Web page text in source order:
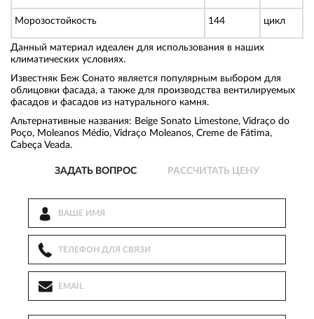
Морозостойкость 144 цикл
Данный материал идеален для использования в наших
климатических условиях.
Известняк Беж Сонато является популярным выбором для
облицовки фасада, а также для производства вентилируемых
фасадов и фасадов из натурального камня.
Альтернативные названия: Beige Sonato Limestone, Vidraço do
Poço, Moleanos Médio, Vidraço Moleanos, Creme de Fátima,
Cabeça Veada.
ЗАДАТЬ ВОПРОС РАССЧИТАТЬ ЦЕНУ